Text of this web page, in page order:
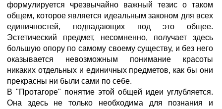
формулируется чрезвычайно важный тезис о таком
общем, которое является идеальным законом для всех
единичностей, подпадающих под это общее.
Эстетический предмет, несомненно, получает здесь
большую опору по самому своему существу, и без него
оказывается невозможным понимание красоты
никаких отдельных и единичных предметов, как бы они
прекрасны ни были сами по себе.
В "Протагоре" понятие этой общей идеи углубляется.
Она здесь не только необходима для познания и